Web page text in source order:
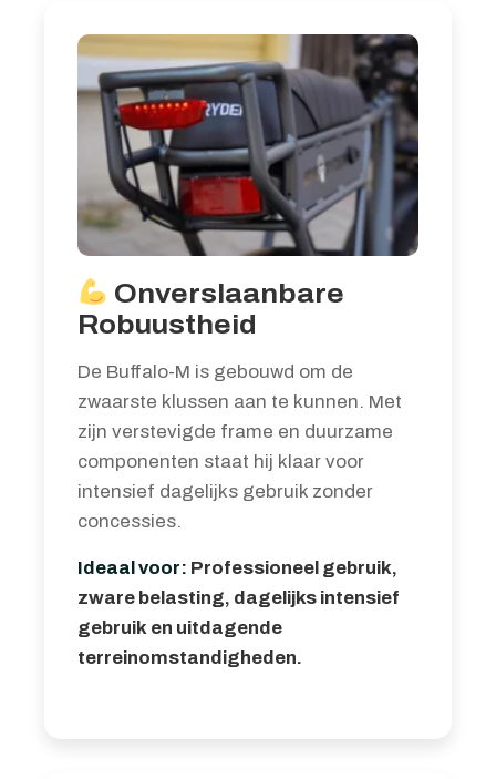
Onverslaanbare
Robuustheid
De Buffalo-M is gebouwd om de
zwaarste klussen aan te kunnen. Met
zijn verstevigde frame en duurzame
componenten staat hij klaar voor
intensief dagelijks gebruik zonder
concessies.
Ideaal voor: Professioneel gebruik,
zware belasting, dagelijks intensief
gebruik en uitdagende
terreinomstandigheden.